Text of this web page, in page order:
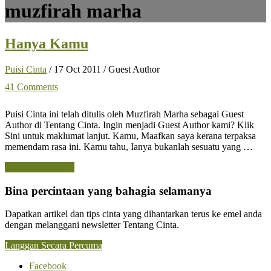
muzfirah marha
Hanya Kamu
Puisi Cinta / 17 Oct 2011 /Guest Author
41 Comments
Puisi Cinta ini telah ditulis oleh Muzfirah Marha sebagai Guest
Author di Tentang Cinta. Ingin menjadi Guest Author kami? Klik
Sini untuk maklumat lanjut. Kamu, Maafkan saya kerana terpaksa
memendam rasa ini. Kamu tahu, Ianya bukanlah sesuatu yang …
Kamu
Bina percintaan yang bahagia selamanya
Dapatkan artikel dan tips cinta yang dihantarkan terus ke emel anda
dengan melanggani newsletter Tentang Cinta.
Langgan Secara Percuma
Facebook